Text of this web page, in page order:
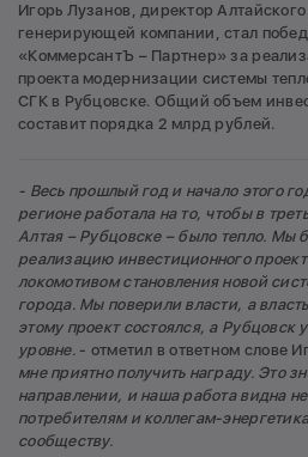
Игорь Лузанов, директор
генерирующей компании, стал
«КоммерсантЪ – Партнер» за
проекта модернизации системы
СГК в Рубцовске. Общий объем
составит порядка 2 млрд рублей.
- Весь прошлый год и начало этого
регионе работала на то, чтобы в
Алтая – Рубцовске – было тепло. Мы
реализацию инвестиционного
локомотивом становления новой
города. Мы поверили власти, а
этому проект состоялся, а Рубцовск
уровне.- отметил в ответном слове
мне приятно получить награду. Это
направлении, и наша работа видна
потребителям и коллегам-
сообществу.